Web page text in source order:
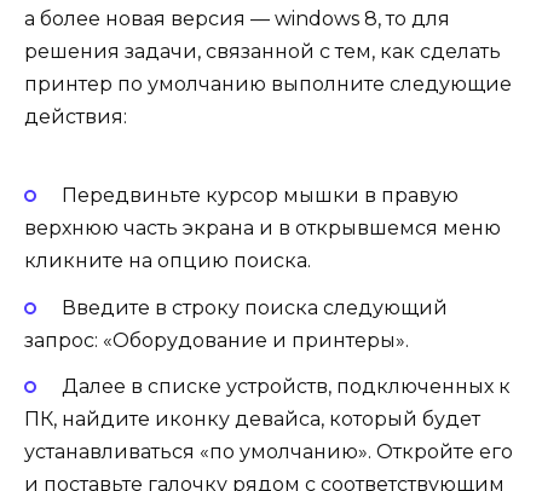
а более новая версия — windows 8, то для
решения задачи, связанной с тем, как сделать
принтер по умолчанию выполните следующие
действия:
Передвиньте курсор мышки в правую
верхнюю часть экрана и в открывшемся меню
кликните на опцию поиска.
Введите в строку поиска следующий
запрос: «Оборудование и принтеры».
Далее в списке устройств, подключенных к
ПК, найдите иконку девайса, который будет
устанавливаться «по умолчанию». Откройте его
и поставьте галочку рядом с соответствующим